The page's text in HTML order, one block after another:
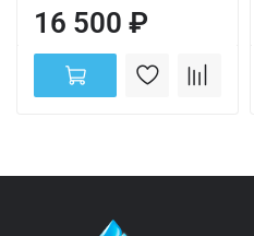
16 500 ₽